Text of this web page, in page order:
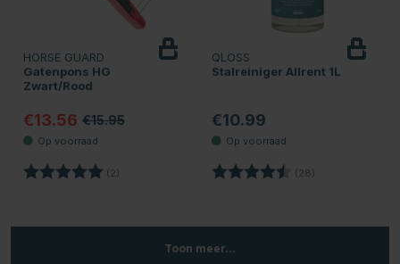
HORSE GUARD
Gatenpons HG
Zwart/Rood
€13.56 €15.95
Beoordeling: (2)
QLOSS
Stalreiniger Allrent 1L
€10.99
Beoordeling: (28)
Toon meer...